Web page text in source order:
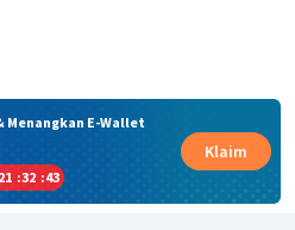
Menangkan E-Wallet
21 :32 :43
Klaim